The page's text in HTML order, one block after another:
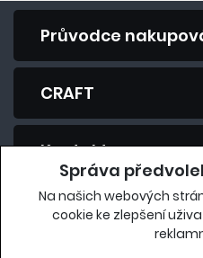
Správa
Na našich webových
cookie ke zlepšení
Průvodce
CRAFT
Kontakt
Máte dotaz?